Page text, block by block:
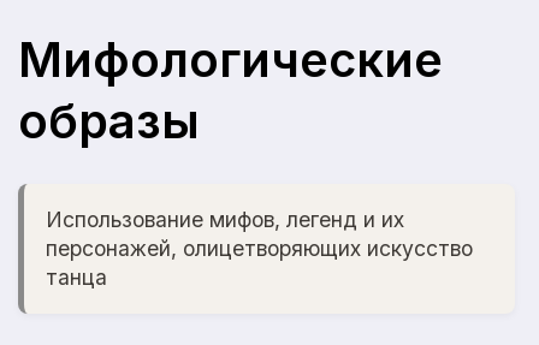
Мифологические
образы
Использование мифов, легенд и их
персонажей, олицетворяющих искусство
танца